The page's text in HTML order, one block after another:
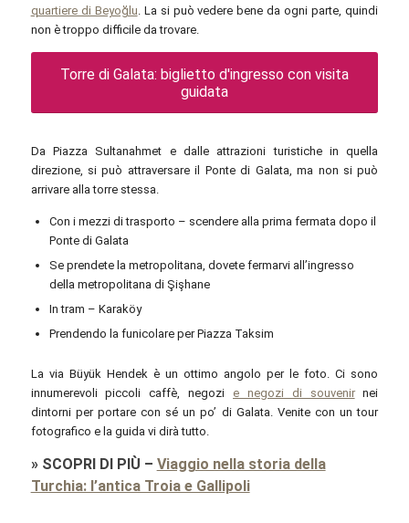
quartiere di Beyoğlu. La si può vedere bene da ogni parte, quindi
non è troppo difficile da trovare.
Torre di Galata: biglietto d'ingresso con visita
guidata
Da Piazza Sultanahmet e dalle attrazioni turistiche in quella
direzione, si può attraversare il Ponte di Galata, ma non si può
arrivare alla torre stessa.
Con i mezzi di trasporto – scendere alla prima fermata dopo il
Ponte di Galata
Se prendete la metropolitana, dovete fermarvi all’ingresso
della metropolitana di Şişhane
In tram – Karaköy
Prendendo la funicolare per Piazza Taksim
La via Büyük Hendek è un ottimo angolo per le foto. Ci sono
innumerevoli piccoli caffè, negozi e negozi di souvenirnei
dintorni per portare con sé un po’ di Galata. Venite con un tour
fotografico e la guida vi dirà tutto.
» SCOPRI DI PIÙ – Viaggio nella storia della
Turchia: l’antica Troia e Gallipoli